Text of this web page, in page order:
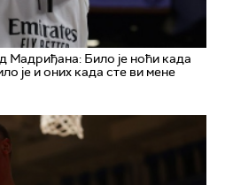
Мадриђана: Било је ноћи када
је и оних када сте ви мене